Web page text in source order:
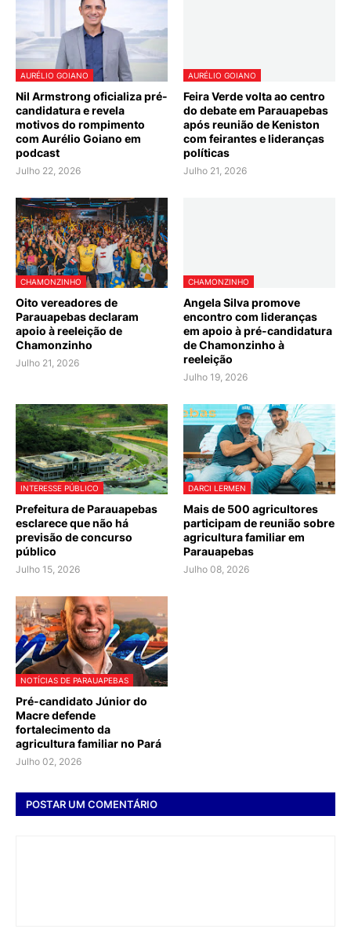
AURÉLIO GOIANO
Nil Armstrong oficializa pré-
candidatura e revela
motivos do rompimento
com Aurélio Goiano em
podcast
Julho 22, 2026
AURÉLIO GOIANO
Feira Verde volta ao centro
do debate em Parauapebas
após reunião de Keniston
com feirantes e lideranças
políticas
Julho 21, 2026
CHAMONZINHO
Oito vereadores de
Parauapebas declaram
apoio à reeleição de
Chamonzinho
Julho 21, 2026
CHAMONZINHO
Angela Silva promove
encontro com lideranças
em apoio à pré-candidatura
de Chamonzinho à
reeleição
Julho 19, 2026
INTERESSE PÚBLICO
Prefeitura de Parauapebas
esclarece que não há
previsão de concurso
público
Julho 15, 2026
DARCI LERMEN
Mais de 500 agricultores
participam de reunião sobre
agricultura familiar em
Parauapebas
Julho 08, 2026
NOTÍCIAS DE PARAUAPEBAS
Pré-candidato Júnior do
Macre defende
fortalecimento da
agricultura familiar no Pará
Julho 02, 2026
POSTAR UM COMENTÁRIO